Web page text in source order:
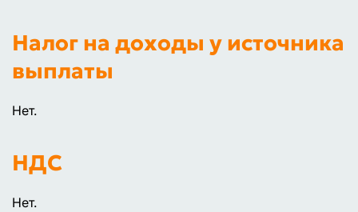
Налог на доходы у источника
выплаты
Нет.
НДС
Нет.